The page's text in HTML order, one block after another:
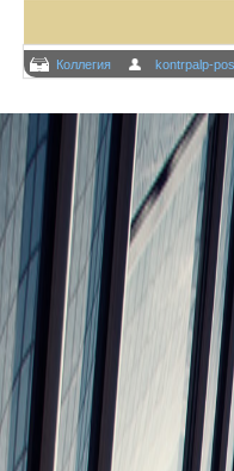
Коллегия kontrpalp-